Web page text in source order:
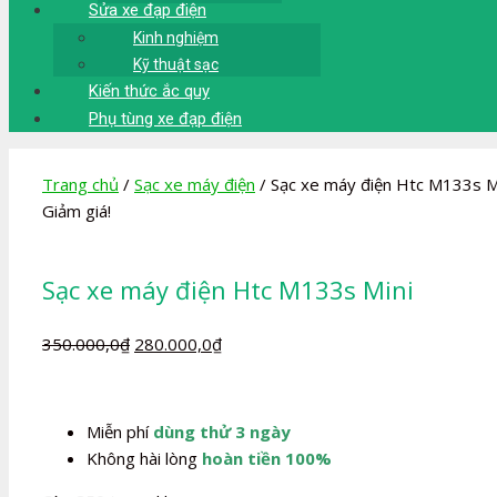
Sửa xe đạp điện
Kinh nghiệm
Kỹ thuật sạc
Kiến thức ắc quy
Phụ tùng xe đạp điện
Trang chủ / Sạc xe máy điện / Sạc xe máy điện Htc M133s
Giảm giá!
Sạc xe máy điện Htc M133s Mini
350.000,0₫ Giá
350.000,0₫.
280.000,0₫Giá
là:
280.000,0₫.
Miễn phí dùng thử 3 ngày
Không hài lòng hoàn tiền 100%